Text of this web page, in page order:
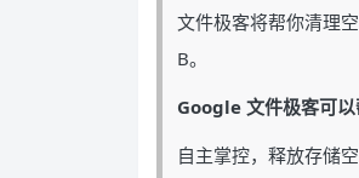
文件极客将帮你清理
B。
Google 文件极客可
自主掌控，释放存储